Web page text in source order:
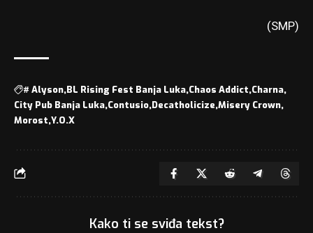
(SMP)
# Alyson BL Rising Fest Banja Luka Chaos Addict Charna
City Pub Banja Luka Contusio Decatholicize Misery Crown
Morost Y.O.X
Kako ti se sviđa tekst?